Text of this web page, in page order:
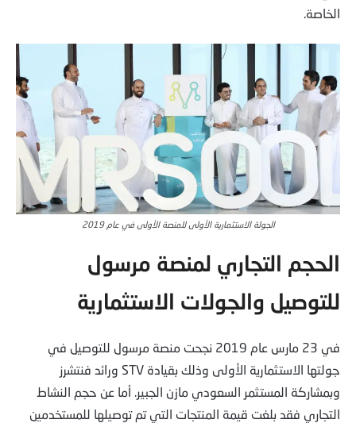
الخاصة.
الجولة الاستثمارية الأولى للمنصة الأولى في عام 2019
الحجم التجاري لمنصة مرسول
للتوصيل والجولات الاستثمارية
في 23 مارس عام 2019 نجحت منصة مرسول للتوصيل في
جولتها الاستثمارية الأولى وذلك بقيادة STV ورائد فنتشرز
وبمشاركة المستثمر السعودي مازن الجبير. أما عن حجم النشاط
التجاري فقد بلغت قيمة المنتجات التي تم توصيلها للمستخدمين